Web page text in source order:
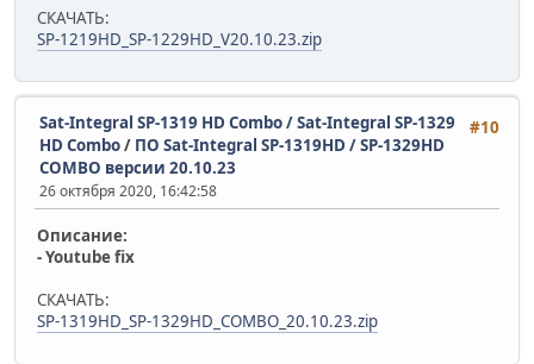
СКАЧАТЬ:
SP-1219HD_SP-1229HD_V20.10.23.zip
#10
Sat-Integral SP-1319 HD Combo / Sat-Integral SP-1329
HD Combo/ ПО Sat-Integral SP-1319HD / SP-1329HD
COMBO версии 20.10.23
26 октября 2020, 16:42:58
Описание:
- Youtube fix
СКАЧАТЬ:
SP-1319HD_SP-1329HD_COMBO_20.10.23.zip